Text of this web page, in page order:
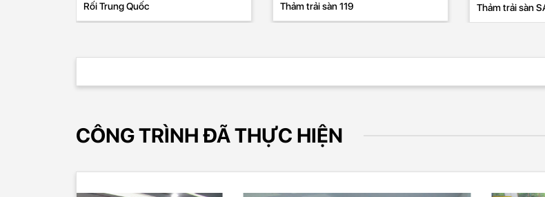
Rối Trung Quốc Thảm trải sàn 119 Thảm trải sàn
CÔNG TRÌNH ĐÃ THỰC HIỆN